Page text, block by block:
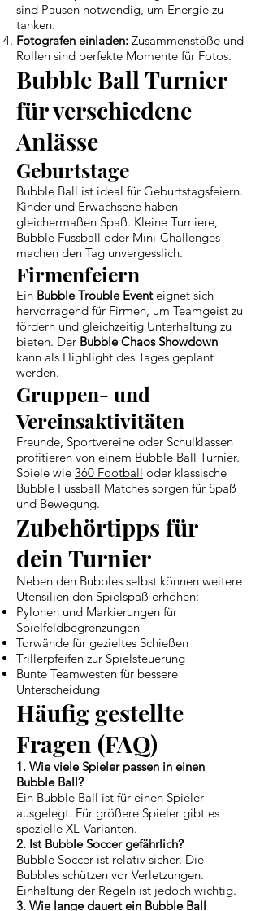
sind Pausen notwendig, um Energie zu
tanken.
Fotografen einladen: Zusammenstöße und
Rollen sind perfekte Momente für Fotos.
Bubble Ball Turnier
für verschiedene
Anlässe
Geburtstage
Bubble Ball ist ideal für Geburtstagsfeiern.
Kinder und Erwachsene haben
gleichermaßen Spaß. Kleine Turniere,
Bubble Fussball oder Mini-Challenges
machen den Tag unvergesslich.
Firmenfeiern
Ein Bubble Trouble Eventeignet sich
hervorragend für Firmen, um Teamgeist zu
fördern und gleichzeitig Unterhaltung zu
bieten. Der Bubble Chaos Showdown
kann als Highlight des Tages geplant
werden.
Gruppen- und
Vereinsaktivitäten
Freunde, Sportvereine oder Schulklassen
profitieren von einem Bubble Ball Turnier.
Spiele wie 360 Football oder klassische
Bubble Fussball Matches sorgen für Spaß
und Bewegung.
Zubehörtipps für
dein Turnier
Neben den Bubbles selbst können weitere
Utensilien den Spielspaß erhöhen:
Pylonen und Markierungen für
Spielfeldbegrenzungen
Torwände für gezieltes Schießen
Trillerpfeifen zur Spielsteuerung
Bunte Teamwesten für bessere
Unterscheidung
Häufig gestellte
Fragen (FAQ)
1. Wie viele Spieler passen in einen
Bubble Ball?
Ein Bubble Ball ist für einen Spieler
ausgelegt. Für größere Spieler gibt es
spezielle XL-Varianten.
2. Ist Bubble Soccer gefährlich?
Bubble Soccer ist relativ sicher. Die
Bubbles schützen vor Verletzungen.
Einhaltung der Regeln ist jedoch wichtig.
3. Wie lange dauert ein Bubble Ball